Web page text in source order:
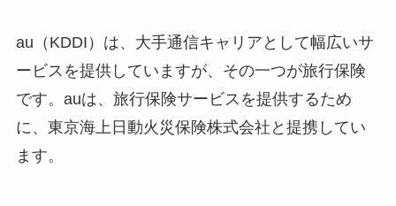
au（KDDI）は、大手通信キャリアとして幅広いサ
ービスを提供していますが、その一つが旅行保険
です。auは、旅行保険サービスを提供するため
に、東京海上日動火災保険株式会社と提携してい
ます。